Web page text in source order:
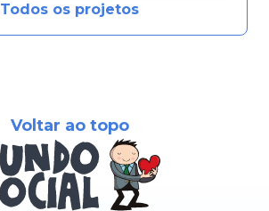
Todos os projetos
Voltar ao topo